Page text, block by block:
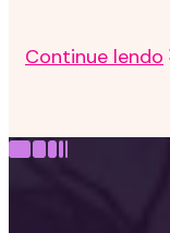
Continue lendo